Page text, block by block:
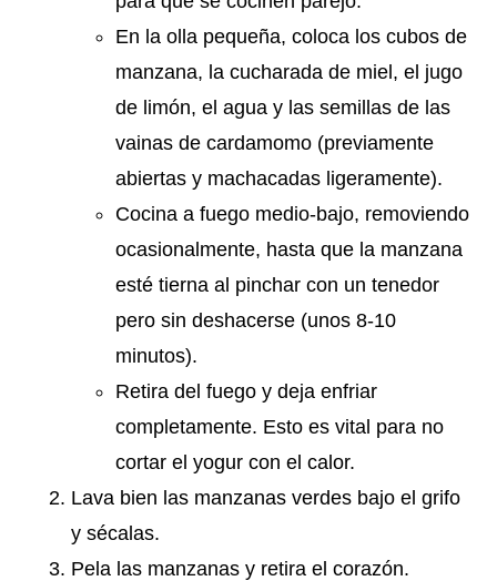
En la olla pequeña, coloca los cubos de
manzana, la cucharada de miel, el jugo
de limón, el agua y las semillas de las
vainas de cardamomo (previamente
abiertas y machacadas ligeramente).
Cocina a fuego medio-bajo, removiendo
ocasionalmente, hasta que la manzana
esté tierna al pinchar con un tenedor
pero sin deshacerse (unos 8-10
minutos).
Retira del fuego y deja enfriar
completamente. Esto es vital para no
cortar el yogur con el calor.
Lava bien las manzanas verdes bajo el grifo
y sécalas.
Pela las manzanas y retira el corazón.